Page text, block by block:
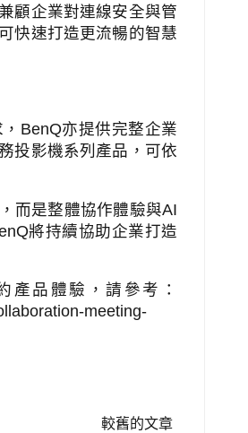
顧企業對連線安全與管
快速打造更流暢的智慧
BenQ亦提供完整企業
投影機系列產品，可依
而是整體協作體驗與AI
將持續協助企業打造
產品體驗，請參考：
meeting-
較舊的文章